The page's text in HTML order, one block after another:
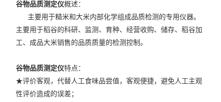
谷物品质测定仪概述：
主要用于糙米和大米内部化学组成品质检测的专用仪器。
主要用于稻谷的科研、监测、育种、经营收购、储存、稻谷加
工、成品大米销售的品质质量的检测控制。
谷物品质测定仪特点：
★评价客观，代替人工食味品尝值，客观便捷，避免人工主观
性评价造成的误差；